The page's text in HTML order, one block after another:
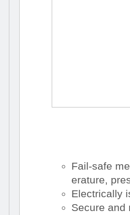
Fail-safe
erature,
Electrically
Secure and